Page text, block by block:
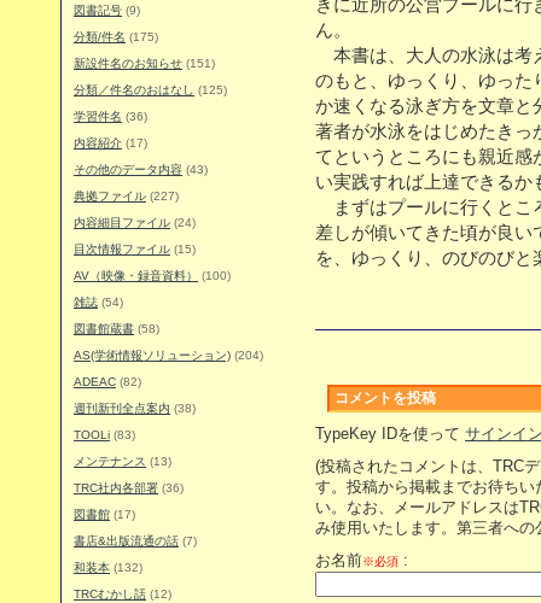
図書記号 (9)
分類/件名 (175)
新設件名のお知らせ (151)
分類／件名のおはなし
(125)
学習件名 (36)
内容紹介 (17)
その他のデータ内容 (43)
典拠ファイル (227)
内容細目ファイル (24)
目次情報ファイル (15)
AV（映像・録音資料）
(100)
雑誌 (54)
図書館蔵書 (58)
AS(学術情報ソリューション) (204)
ADEAC (82)
週刊新刊全点案内 (38)
TOOLi (83)
メンテナンス (13)
TRC社内各部署 (36)
図書館 (17)
書店&出版流通の話 (7)
和装本 (132)
TRCむかし話 (12)
きに近所の公営プールに
ん。
本書は、大人の水泳は考
のもと、ゆっくり、ゆった
か速くなる泳ぎ方を文章と
著者が水泳をはじめたきっ
てというところにも親近感
い実践すれば上達できるか
まずはプールに行くとこ
差しが傾いてきた頃が良
を、ゆっくり、のびのびと
コメントを投稿
TypeKey IDを使って サインイ
(投稿されたコメントは、TRC
す。投稿から掲載までお待ち
い。なお、メールアドレスは
み使用いたします。第三者へ
お名前※必須 :